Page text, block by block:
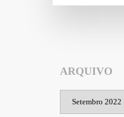
ARQUIVO
Arquivo